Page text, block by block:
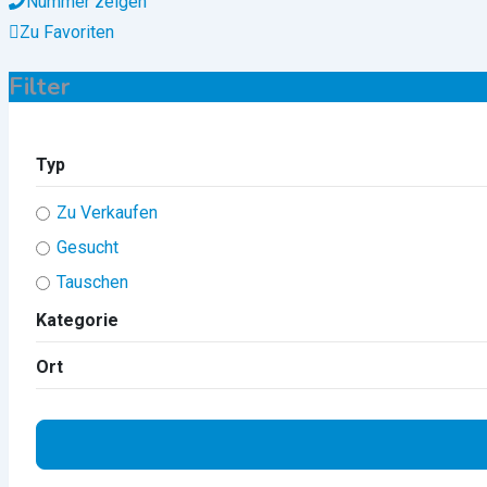
Zu Favoriten
Filter
Typ
Zu Verkaufen
Gesucht
Tauschen
Kategorie
Ort